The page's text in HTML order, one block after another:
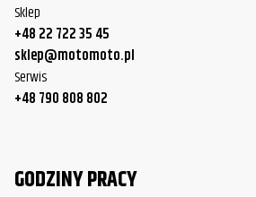
Sklep
+48 22 722 35 45
sklep@motomoto.pl
Serwis
+48 790 808 802
GODZINY PRACY